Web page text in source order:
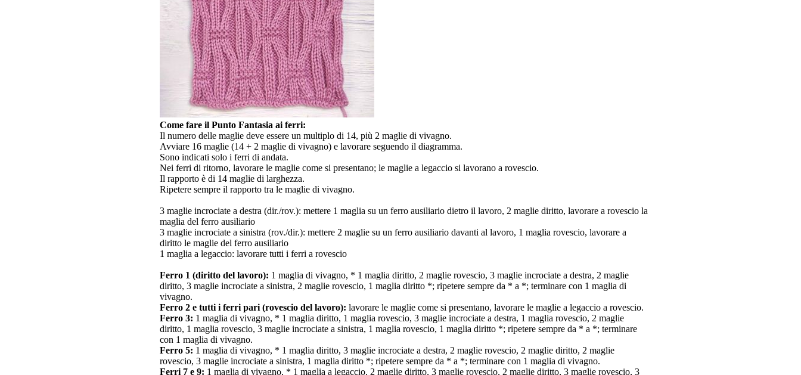
Come fare il Punto Fantasia ai ferri:
Il numero delle maglie deve essere un multiplo di 14, più 2 maglie di vivagno.
Avviare 16 maglie (14 + 2 maglie di vivagno) e lavorare seguendo il diagramma.
Sono indicati solo i ferri di andata.
Nei ferri di ritorno, lavorare le maglie come si presentano; le maglie a legaccio si lavorano a rovescio.
Il rapporto è di 14 maglie di larghezza.
Ripetere sempre il rapporto tra le maglie di vivagno.
3 maglie incrociate a destra (dir./rov.): mettere 1 maglia su un ferro ausiliario dietro il lavoro, 2 maglie diritto, lavorare a rovescio la
maglia del ferro ausiliario
3 maglie incrociate a sinistra (rov./dir.): mettere 2 maglie su un ferro ausiliario davanti al lavoro, 1 maglia rovescio, lavorare a
diritto le maglie del ferro ausiliario
1 maglia a legaccio: lavorare tutti і ferri а rovescio
Ferro 1 (diritto del lavoro): 1 maglia di vivagno, * 1 maglia diritto, 2 maglie rovescio, 3 maglie incrociate a destra, 2 maglie
diritto, 3 maglie incrociate a sinistra, 2 maglie rovescio, 1 maglia diritto *; ripetere sempre da * a *; terminare con 1 maglia di
vivagno.
Ferro 2 e tutti і ferri pari (rovescio del lavoro): lavorare le maglie come si presentano, lavorare le maglie a legaccio a rovescio.
Ferro 3: 1 maglia di vivagno, * 1 maglia diritto, 1 maglia rovescio, 3 maglie incrociate a destra, 1 maglia rovescio, 2 maglie
diritto, 1 maglia rovescio, 3 maglie incrociate a sinistra, 1 maglia rovescio, 1 maglia diritto *; ripetere sempre da * a *; terminare
con 1 maglia di vivagno.
Ferro 5: 1 maglia di vivagno, * 1 maglia diritto, 3 maglie incrociate a destra, 2 maglie rovescio, 2 maglie diritto, 2 maglie
rovescio, 3 maglie incrociate a sinistra, 1 maglia diritto *; ripetere sempre da * a *; terminare con 1 maglia di vivagno.
Ferri 7 e 9: 1 maglia di vivagno, * 1 maglia a legaccio, 2 maglie diritto, 3 maglie rovescio, 2 maglie diritto, 3 maglie rovescio, 3